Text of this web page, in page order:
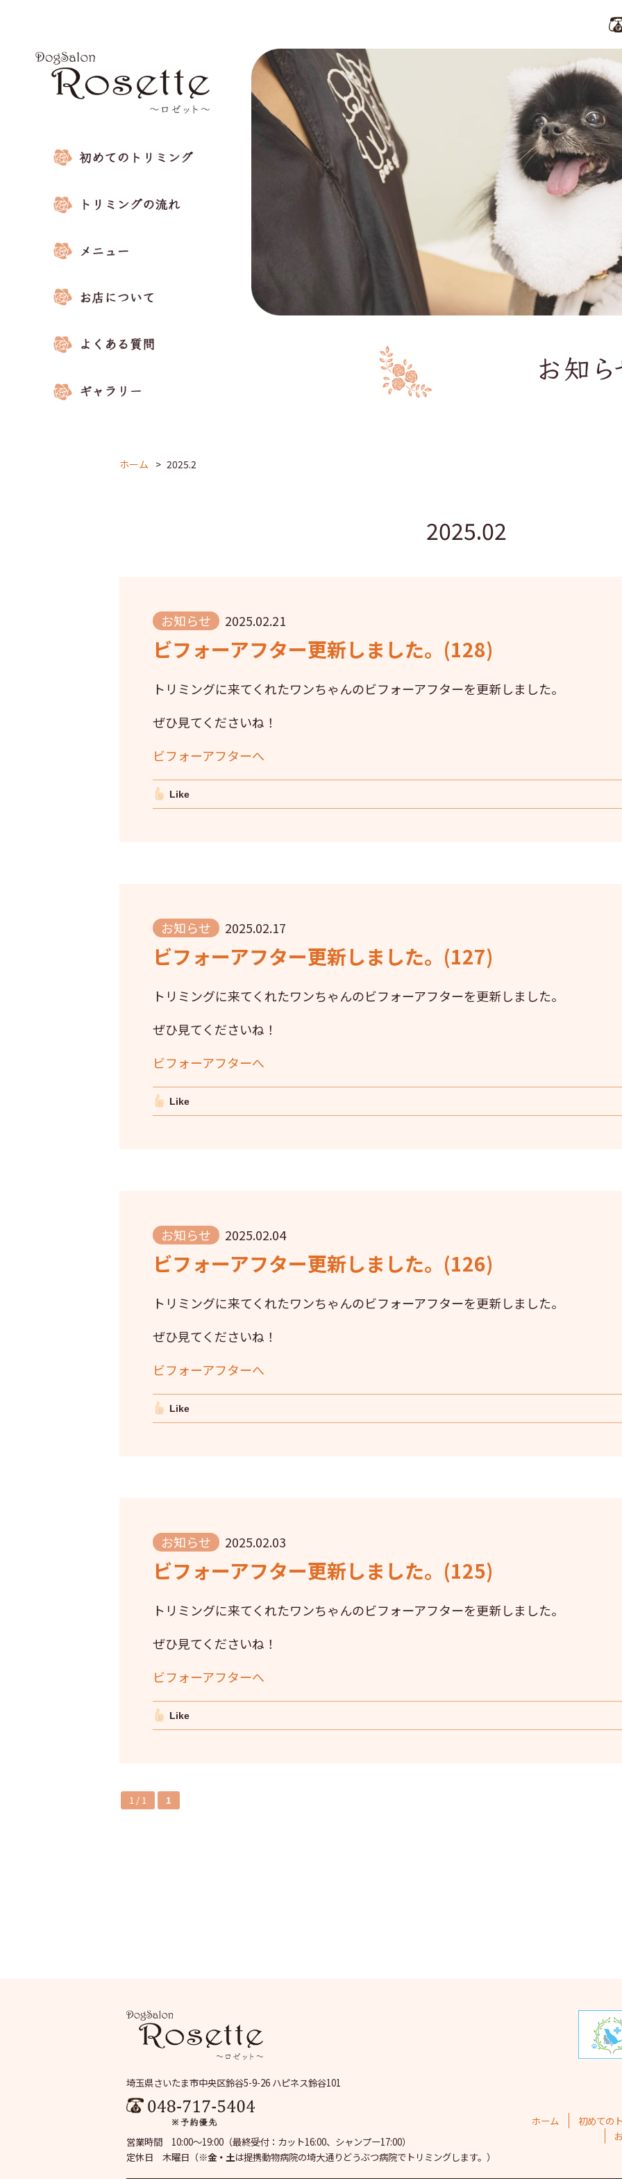
ホーム 2025.2
2025.02
お知らせ 2025.02.21
ビフォーアフター更新しました。(128)
トリミングに来てくれたワンちゃんのビフォーアフターを更新しました。
ぜひ見てくださいね！
ビフォーアフターへ
Like
お知らせ 2025.02.17
ビフォーアフター更新しました。(127)
トリミングに来てくれたワンちゃんのビフォーアフターを更新しました。
ぜひ見てくださいね！
ビフォーアフターへ
Like
お知らせ 2025.02.04
ビフォーアフター更新しました。(126)
トリミングに来てくれたワンちゃんのビフォーアフターを更新しました。
ぜひ見てくださいね！
ビフォーアフターへ
Like
お知らせ 2025.02.03
ビフォーアフター更新しました。(125)
トリミングに来てくれたワンちゃんのビフォーアフターを更新しました。
ぜひ見てくださいね！
ビフォーアフターへ
Like
1 / 1 1
埼玉県さいたま市中央区鈴谷5-9-26 ハピネス鈴谷101
営業時間 10:00～19:00 （最終受付：カット16:00、シャンプー17:00）
定休日 木曜日 （※金・土は提携動物病院の埼大通りどうぶつ病院で トリミングします。）
ホーム
初めての